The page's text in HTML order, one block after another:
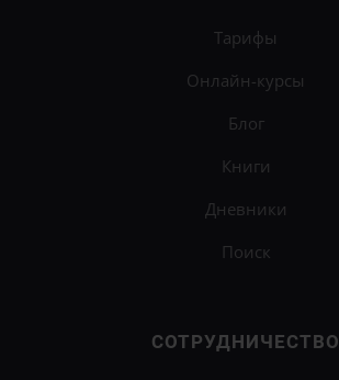
Тарифы
Онлайн-курсы
Блог
Книги
Дневники
Поиск
СОТРУДНИЧЕСТВО